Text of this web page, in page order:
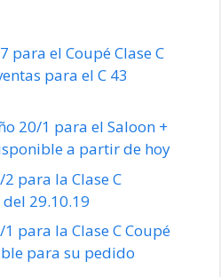
para el Coupé Clase C
para el C 43
20/1 para el Saloon +
a partir de hoy
para la Clase C
29.10.19
para la Clase C Coupé
para su pedido